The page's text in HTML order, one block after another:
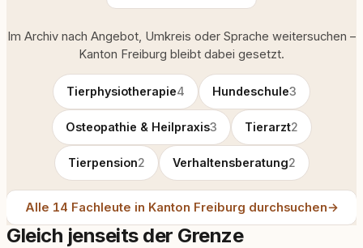
Im Archiv nach Angebot, Umkreis oder Sprache weitersuchen –
Kanton Freiburg bleibt dabei gesetzt.
Tierphysiotherapie4 Hundeschule3
Osteopathie & Heilpraxis3 Tierarzt2
Tierpension2 Verhaltensberatung2
Alle 14 Fachleute in Kanton Freiburg durchsuchen→
Gleich jenseits der Grenze